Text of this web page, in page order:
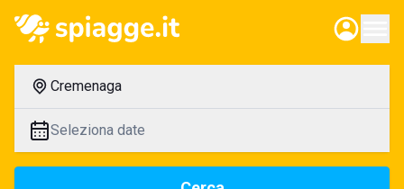
Cremenaga
Seleziona date